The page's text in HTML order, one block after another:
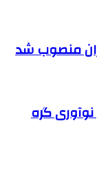
منصوب شد
گره